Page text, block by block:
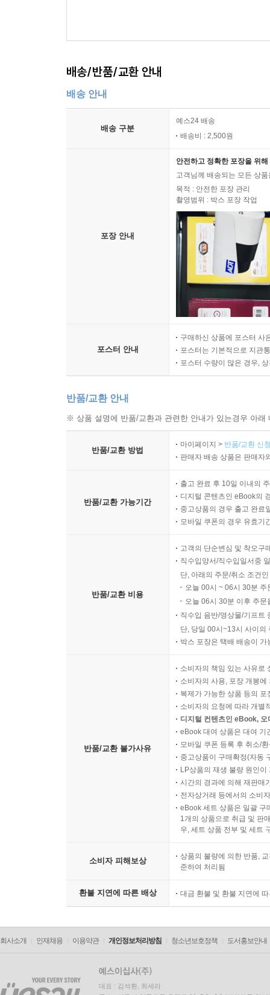
배송/반품/교환 안내
배송 안내
배송 구분
예스24 배송
배송비 : 2,500원
포장 안내
안전하고 정확한 포장을 위
고객님께 배송되는 모든 상
목적 : 안전한 포장 관리
촬영범위 : 박스 포장 작업
포스터 안내
구매하신 상품에 포스터 사
포스터는 기본적으로 지관
포스터 수량이 많은 경우,
반품/교환 안내
※ 상품 설명에 반품/교환과 관련한 안내가 있는경우 아
반품/교환 방법
마이페이지 > 반품/교환 신
판매자 배송 상품은 판매자
반품/교환 가능기간
출고 완료 후 10일 이내의
디지털 콘텐츠인 eBook의
중고상품의 경우 출고 완료
모바일 쿠폰의 경우 유효기
반품/교환 비용
고객의 단순변심 및 착오구
직수입양서/직수입일서중
단, 아래의 주문/취소 조건
오늘 00시 ~ 06시 30분
오늘 06시 30분 이후 주
직수입 음반/영상물/기프트
단, 당일 00시~13시 사이의
박스 포장은 택배 배송이
반품/교환 불가사유
소비자의 책임 있는 사유로
소비자의 사용, 포장 개봉
복제가 가능한 상품 등의
소비자의 요청에 따라 개별
디지털 컨텐츠인 eBook,
eBook 대여 상품은 대여 기
모바일 쿠폰 등록 후 취소/
중고상품이 구매확정(자동
LP상품의 재생 불량 원인
시간의 경과에 의해 재판매
전자상거래 등에서의 소비
eBook 세트 상품은 일괄 구
1개의 상품으로 취급 및 판
우, 세트 상품 전부 및 세트
소비자 피해보상
상품의 불량에 의한 반품,
준하여 처리됨
환불 지연에 따른 배상 대금 환불 및 환불 지연에
회사소개 인재채용 이용약관 개인정보처리방침 청소년보호정책 도서홍보안내
대표 : 김석환, 최세라